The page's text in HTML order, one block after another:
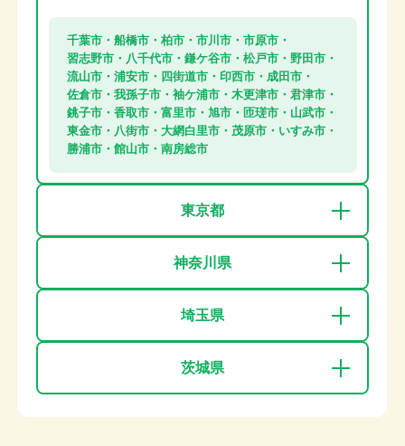
千葉市・船橋市・柏市・市川市・市原市・
習志野市・八千代市・鎌ケ谷市・松戸市・野田市・
流山市・浦安市・四街道市・印西市・成田市・
佐倉市・我孫子市・袖ケ浦市・木更津市・君津市・
銚子市・香取市・富里市・旭市・匝瑳市・山武市・
東金市・八街市・大網白里市・茂原市・いすみ市・
勝浦市・館山市・南房総市
東京都
神奈川県
埼玉県
茨城県